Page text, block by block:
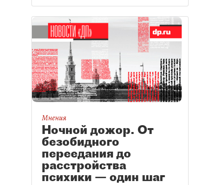
надеются узнать, как и откуда
появляются антивакцинные
настроения, и что на них влияет.
Полученные результаты
помогут разработать меры по
преодолению негативного
отношения к вакцинации и
развеять мифы, связанные с
вакциной.
Мнения
Ночной дожор. От
безобидного
переедания до
расстройства
психики — один шаг